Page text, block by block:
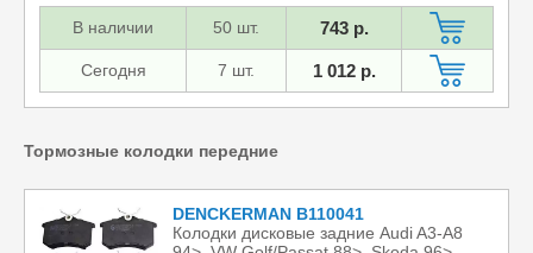
В наличии 50 шт. 743 р.
Сегодня 7 шт. 1 012 р.
Тормозные колодки передние
DENCKERMAN B110041
Колодки дисковые задние Audi A3-A8